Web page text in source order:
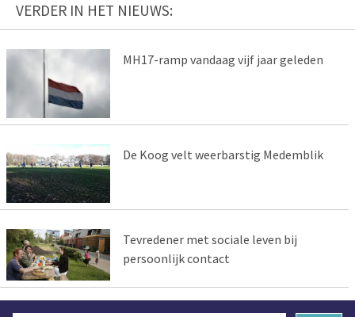
VERDER IN HET NIEUWS:
MH17-ramp vandaag vijf jaar geleden
De Koog velt weerbarstig Medemblik
Tevredener met sociale leven bij
persoonlijk contact